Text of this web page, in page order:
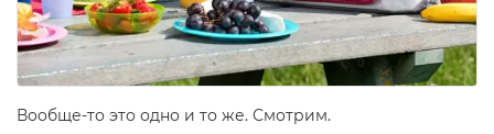
Вообще-то это одно и то же. Смотрим.